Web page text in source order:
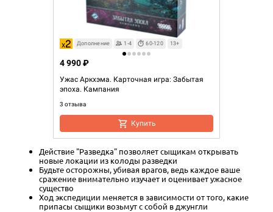
Дополнение 1-4 60-120 13+
Ужас Аркхэма. Карточная игра: Забытая
эпоха. Кампания
3 отзыва
4 990 ₽
Купить
Действие "Разведка" позволяет сыщикам открывать
новые локации из колоды разведки
Будьте осторожны, убивая врагов, ведь каждое ваше
сражение внимательно изучает и оценивает ужасное
существо
Ход экспедиции меняется в зависимости от того, какие
припасы сыщики возьмут с собой в джунгли